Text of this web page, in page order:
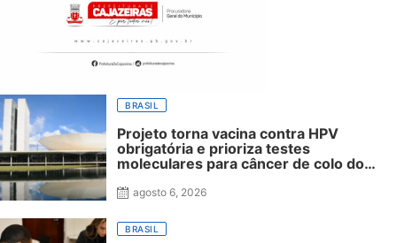
BRASIL
Projeto torna vacina contra HPV
obrigatória e prioriza testes
moleculares para câncer de colo do
agosto 6, 2026
BRASIL